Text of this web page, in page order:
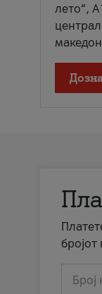
лето“,
Број